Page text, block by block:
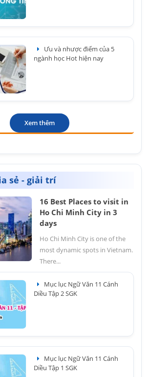
Ưu và nhược điểm của 5
ngành học Hot hiện nay
Xem thêm
sẻ - giải trí
16 Best Places to visit in
Ho Chi Minh City in 3
days
Ho Chi Minh City is one of the
most dynamic spots in Vietnam.
There...
Mục lục Ngữ Văn 11 Cánh
Diều Tập 2 SGK
Mục lục Ngữ Văn 11 Cánh
Diều Tập 1 SGK